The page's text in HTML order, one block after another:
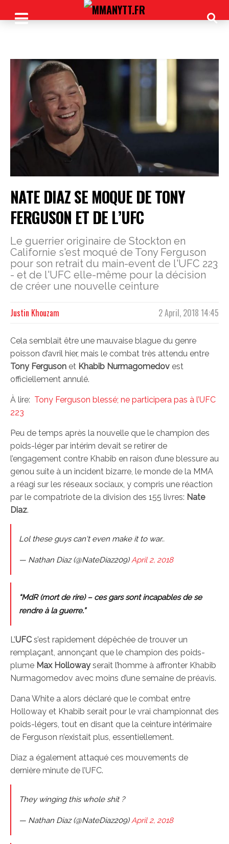
NATE DIAZ SE MOQUE DE TONY
FERGUSON ET DE L’UFC
Le guerrier originaire de Stockton en
Californie s'est moqué de Tony Ferguson
pour son retrait du main-event de l'UFC 223
- et de l'UFC elle-même pour la décision
de créer une nouvelle ceinture
2 April, 2018 14:45
Justin Khouzam
Cela semblait être une mauvaise blague du genre
poisson d’avril hier, mais le combat très attendu entre
Tony Ferguson et Khabib Nurmagomedov est
officiellement annulé.
À lire: Tony Ferguson blessé; ne participera pas à l’UFC
223
Peu de temps après la nouvelle que le champion des
poids-léger par intérim devait se retirer de
l’engagement contre Khabib en raison d’une blessure au
genou suite à un incident bizarre, le monde de la MMA
a réagi sur les réseaux sociaux, y compris une réaction
par le compatriote de la division des 155 livres: Nate
Diaz.
Lol these guys can't even make it to war..
— Nathan Diaz (@NateDiaz209)April 2, 2018
“MdR (mort de rire) – ces gars sont incapables de se
rendre à la guerre.”
L’UFC s’est rapidement dépêchée de trouver un
remplaçant, annonçant que le champion des poids-
plume Max Hollowayserait l’homme à affronter Khabib
Nurmagomedov avec moins d’une semaine de préavis.
Dana White a alors déclaré que le combat entre
Holloway et Khabib serait pour le vrai championnat des
poids-légers, tout en disant que la ceinture intérimaire
de Ferguson n’existait plus, essentiellement.
Diaz a également attaqué ces mouvements de
dernière minute de l’UFC.
They winging this whole shit ?
— Nathan Diaz (@NateDiaz209)April 2, 2018